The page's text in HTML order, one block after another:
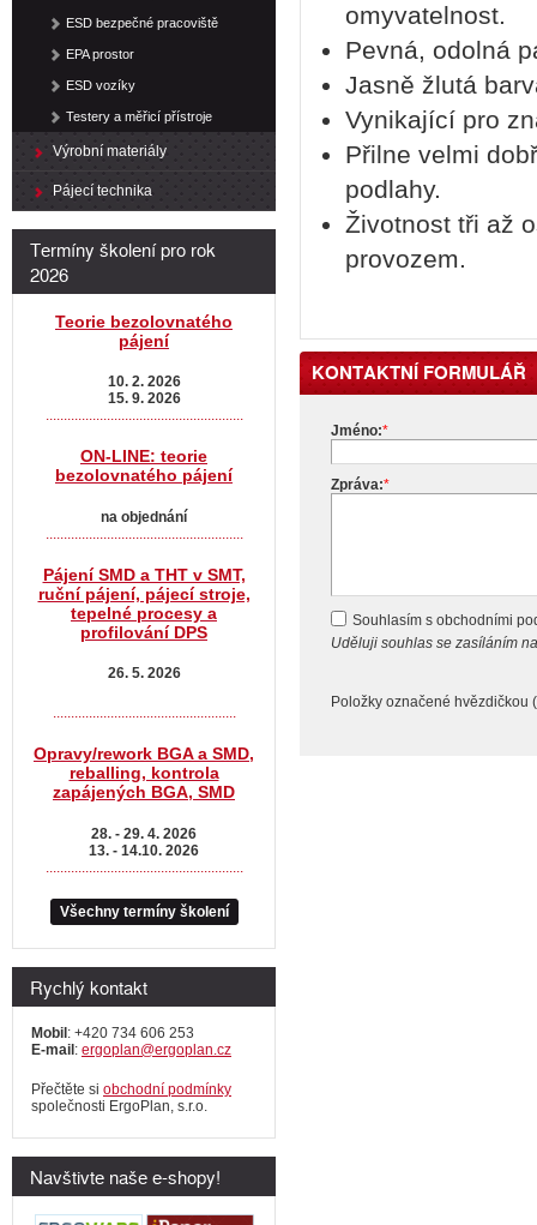
omyvatelnost.
Pevná, odolná
Jasně žlutá
Vynikající pro
Přilne velmi
podlahy.
Životnost tři až
provozem.
KONTAKTNÍ FORMULÁŘ
Jméno:*
Zpráva:*
Souhlasím s obchodními
Uděluji souhlas se zasíláním
Položky označené hvězdičkou (
ESD bezpečné pracoviště
EPA prostor
ESD vozíky
Testery a měřicí přístroje
Výrobní materiály
Pájecí technika
Termíny školení pro rok
2026
Teorie bezolovnatého
pájení
10. 2. 2026
15. 9. 2026
.......................................................
ON-LINE: teorie
bezolovnatého pájení
na objednání
Pájení SMD a THT v SMT,
ruční pájení, pájecí stroje,
tepelné procesy a
profilování DPS
26. 5. 2026
...................................................
Opravy/rework BGA a SMD,
reballing, kontrola
zapájených BGA, SMD
28. - 29. 4. 2026
13. - 14.10. 2026
Všechny termíny školení
Rychlý kontakt
Mobil: +420 734 606 253
E-mail: ergoplan@ergoplan.cz
Přečtěte si obchodní podmínky
společnosti ErgoPlan, s.r.o.
Navštivte naše e-shopy!